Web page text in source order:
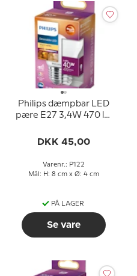
Philips dæmpbar LED
pære E27 3,4W 470 lm
Hvidt Lys 2200-2700K
DKK 45,00
Varenr.: P122
Mål: H: 8 cm x Ø: 4 cm
PÅ LAGER
Se vare